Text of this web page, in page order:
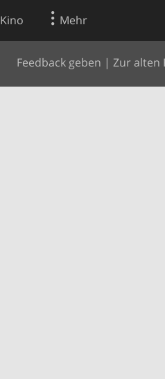
Kino Mehr
Feedback geben | Zur alten
Websuche